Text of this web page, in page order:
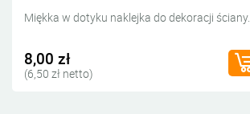
Miękka w dotyku naklejka do dekoracji ściany.
8,00 zł
(6,50 zł netto)